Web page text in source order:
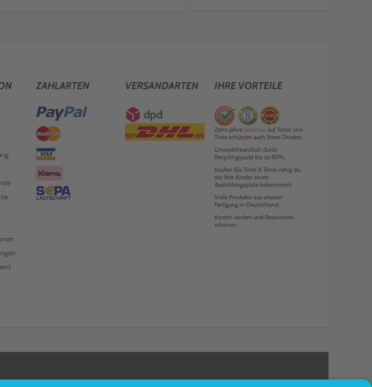
ZAHLARTEN VERSANDARTEN IHRE VORTEILE
Zehn Jahre Garantieauf Toner und
Tinte schützen auch Ihren Drucker.
Umweltfreundlich durch
Recyclingquote bis zu 80%.
Kaufen Sie Tinte & Toner ruhig da,
wo Ihre Kinder einen
Ausbildungsplatz bekommen!
Viele Produkte aus unserer
Fertigung in Deutschland.
Kosten senken und Ressourcen
schonen.